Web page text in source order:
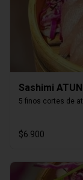
Sashimi ATUN
5 finos cortes de
$6.900